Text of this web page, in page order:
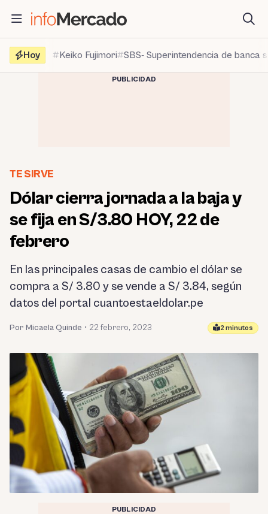
contenido
Hoy
Keiko Fujimori SBS- Superintendencia de banca
PUBLICIDAD
TE SIRVE
Dólar cierra jornada a la baja y
se fija en S/3.80 HOY, 22 de
febrero
En las principales casas de cambio el dólar se
compra a S/ 3.80 y se vende a S/ 3.84, según
datos del portal cuantoestaeldolar.pe
Por Micaela Quinde • 22 febrero, 2023 2 minutos
PUBLICIDAD